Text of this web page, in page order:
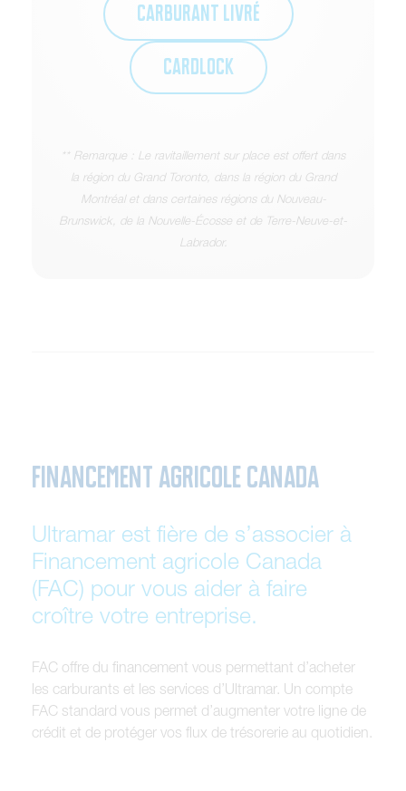
CARBURANT LIVRÉ
CARDLOCK
** Remarque : Le ravitaillement sur place est offert dans
la région du Grand Toronto, dans la région du Grand
Montréal et dans certaines régions du Nouveau-
Brunswick, de la Nouvelle-Écosse et de Terre-Neuve-et-
Labrador.
FINANCEMENT AGRICOLE CANADA
Ultramar est fière de s’associer à
Financement agricole Canada
(FAC) pour vous aider à faire
croître votre entreprise.
FAC offre du financement vous permettant d’acheter
les carburants et les services d’Ultramar. Un compte
FAC standard vous permet d’augmenter votre ligne de
crédit et de protéger vos flux de trésorerie au quotidien